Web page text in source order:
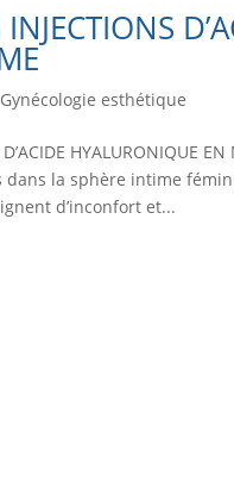
INJECTIONS
Gynécologie esthétique
D’ACIDE
la sphère intime
d’inconfort et...